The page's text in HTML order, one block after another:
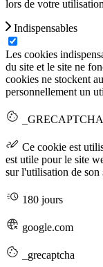
lors de votre
Indispensables
Les cookies
du site et le site ne
cookies ne stockent
personnellement un
_GRECAPTCHA
Ce cookie est
est utile pour le site
sur l'utilisation de son
180 jours
google.com
_grecaptcha